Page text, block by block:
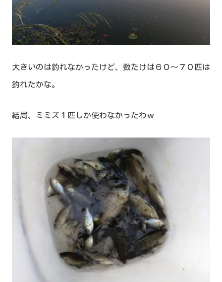
大きいのは釣れなかったけど、数だけは６０～７０匹は
釣れたかな。
結局、ミミズ１匹しか使わなかったわｗ